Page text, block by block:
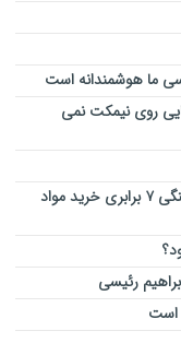
ما هوشمندانه است
روی نیمکت نمی
زنگ خطر کمبود شیرخشک به صدا درآمد/نقدینگی ۷ برابری خرید مواد
رئیسی